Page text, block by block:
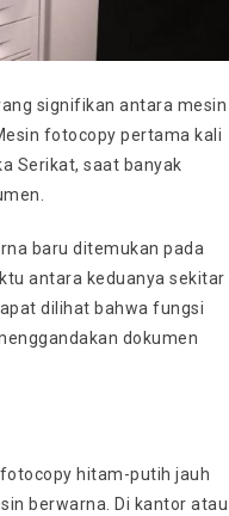
signifikan antara mesin
fotocopy pertama kali
Serikat, saat banyak
baru ditemukan pada
antara keduanya sekitar
dilihat bahwa fungsi
dokumen
hitam-putih jauh
berwarna. Di kantor atau